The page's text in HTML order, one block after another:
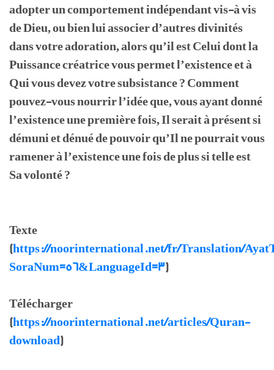
adopter un comportement indépendant vis-à vis
de Dieu, ou bien lui associer d’autres divinités
dans votre adoration, alors qu’il est Celui dont la
Puissance créatrice vous permet l’existence et à
Qui vous devez votre subsistance ? Comment
pouvez-vous nourrir l’idée que, vous ayant donné
l’existence une première fois, Il serait à présent si
démuni et dénué de pouvoir qu’Il ne pourrait vous
ramener à l’existence une fois de plus si telle est
Sa volonté ?
Texte
(https://noorinternational.net/fr/Translation/
SoraNum=56&LanguageId=3)
Télécharger
(https://noorinternational.net/articles/Quran-
download)